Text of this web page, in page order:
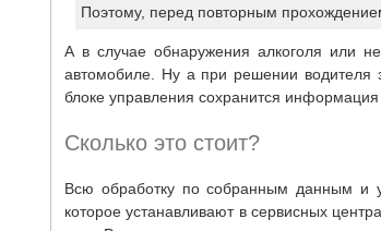
Поэтому, перед повторным
А в случае обнаружения алкоголя или
автомобиле. Ну а при решении водителя
блоке управления сохранится
Сколько это стоит?
Всю обработку по собранным данным и
которое устанавливают в сервисных